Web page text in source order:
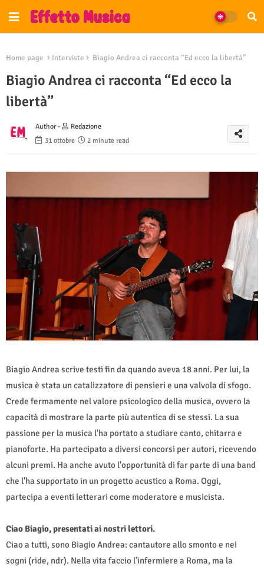
Home page Interviste Biagio Andrea ci racconta “Ed ecco la libertà”
Biagio Andrea ci racconta “Ed ecco la
libertà”
Author -
Redazione
31 ottobre
2 minute read
Biagio Andrea scrive testi fin da quando aveva 18 anni. Per lui, la
musica è stata un catalizzatore di pensieri e una valvola di sfogo.
Crede fermamente nel valore psicologico della musica, ovvero la
capacità di mostrare la parte più autentica di se stessi. La sua
passione per la musica l'ha portato a studiare canto, chitarra e
pianoforte. Ha partecipato a diversi concorsi per autori, ricevendo
alcuni premi. Ha anche avuto l'opportunità di far parte di una band
che l'ha supportato in un progetto acustico a Roma. Oggi,
partecipa a eventi letterari come moderatore e musicista.
Ciao Biagio, presentati ai nostri lettori.
Ciao a tutti, sono Biagio Andrea: cantautore allo smonto e nei
sogni (ride, ndr). Nella vita faccio l’infermiere a Roma, ma la